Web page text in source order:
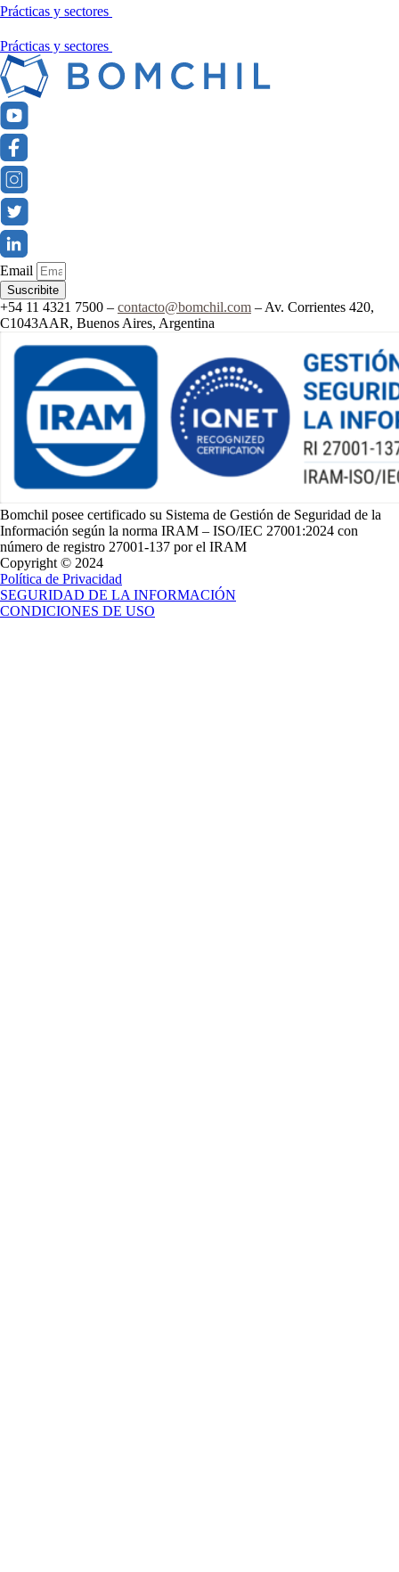
Prácticas y sectores
Prácticas y sectores
Email
Suscribite
+54 11 4321 7500 – contacto@bomchil.com – Av. Corrientes 420,
C1043AAR, Buenos Aires, Argentina
Bomchil posee certificado su Sistema de Gestión de Seguridad de la
Información según la norma IRAM – ISO/IEC 27001:2024 con
número de registro 27001-137 por el IRAM
Copyright © 2024
Política de Privacidad
SEGURIDAD DE LA INFORMACIÓN
CONDICIONES DE USO